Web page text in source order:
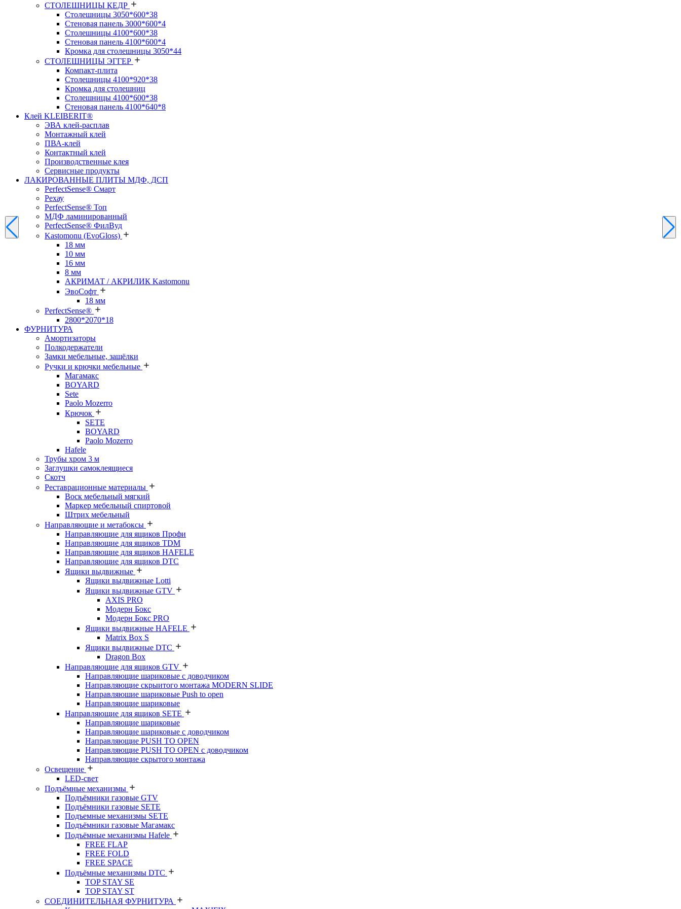
СТОЛЕШНИЦЫ КЕДР
Столешницы 3050*600*38
Стеновая панель 3000*600*4
Столешницы 4100*600*38
Стеновая панель 4100*600*4
Кромка для столешницы 3050*44
СТОЛЕШНИЦЫ ЭГГЕР
Компакт-плита
Столешницы 4100*920*38
Кромка для столешниц
Столешницы 4100*600*38
Стеновая панель 4100*640*8
Клей KLEIBERIT®
ЭВА клей-расплав
Монтажный клей
ПВА-клей
Контактный клей
Производственные клея
Сервисные продукты
ЛАКИРОВАННЫЕ ПЛИТЫ МДФ, ДСП
PerfectSense® Смарт
Рехау
PerfectSense® Топ
МДФ ламинированный
PerfectSense® ФилВуд
Kastomonu (EvoGloss)
18 мм
10 мм
16 мм
8 мм
АКРИМАТ / АКРИЛИК Kastomonu
ЭвоСофт
18 мм
PerfectSense®
2800*2070*18
ФУРНИТУРА
Амортизаторы
Полкодержатели
Замки мебельные, защёлки
Ручки и крючки мебельные
Магамакс
BOYARD
Sete
Paolo Mozerro
Крючок
SETE
BOYARD
Paolo Mozerro
Hafele
Трубы хром 3 м
Заглушки самоклеящиеся
Скотч
Реставрационные материалы
Воск мебельный мягкий
Маркер мебельный спиртовой
Штрих мебельный
Направляющие и метабоксы
Направляющие для ящиков Профи
Направляющие для ящиков TDM
Направляющие для ящиков HAFELE
Направляющие для ящиков DTC
Ящики выдвижные
Ящики выдвижные Lotti
Ящики выдвижные GTV
AXIS PRO
Модерн Бокс
Модерн Бокс PRO
Ящики выдвижные HAFELE
Matrix Box S
Ящики выдвижные DTC
Dragon Box
Направляющие для ящиков GTV
Направляющие шариковые с доводчиком
Направляющие скрыитого монтажа MODERN SLIDE
Направляюшие шариковые Push to open
Направляющие шариковые
Направляющие для ящиков SETE
Направляющие шариковые
Направляющие шариковые с доводчиком
Направляющие PUSH TO OPEN
Направляющие PUSH TO OPEN с доводчиком
Направляющие скрытого монтажа
Освещение
LED-свет
Подъёмные механизмы
Подъёмники газовые GTV
Подъёмники газовые SETE
Подъемные механизмы SETE
Подъёмники газовые Магамакс
Подъёмные механизмы Hafele
FREE FLAP
FREE FOLD
FREE SPACE
Подъёмные механизмы DTC
TOP STAY SE
TOP STAY ST
СОЕДИНИТЕЛЬНАЯ ФУРНИТУРА